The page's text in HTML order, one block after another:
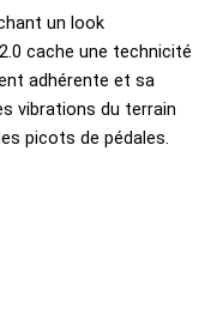
un look
cache une technicité
adhérente et sa
vibrations du terrain
picots de pédales.